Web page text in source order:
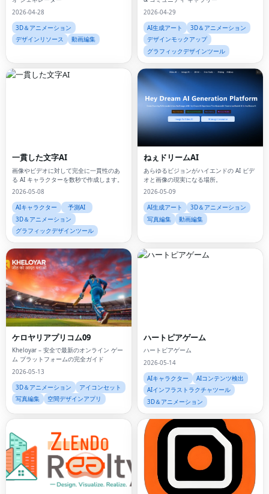
2026-04-28
3D＆アニメーション
デザインリソース
動画編集
2026-04-29
AI生成アート
3D＆アニメーション
デザインモックアップ
グラフィックデザインツール
一貫した文字AI
画像やビデオに対して完全に一貫性のあ
る AI キャラクターを数秒で作成します。
2026-05-08
AIキャラクター
予測AI
3D＆アニメーション
グラフィックデザインツール
ねぇドリームAI
あらゆるビジョンがハイエンドの AI ビデ
オと画像の現実になる場所。
2026-05-09
AI生成アート
3D＆アニメーション
写真編集
動画編集
ケロヤリアプリコム09
Kheloyar – 安全で最新のオンライン ゲー
ム プラットフォームの完全ガイド
2026-05-13
3D＆アニメーション
アイコンセット
写真編集
空間デザインアプリ
ハートピアゲーム
ハートピアゲーム
2026-05-14
AIキャラクター
AIコンテンツ検出
AIインフラストラクチャツール
3D＆アニメーション